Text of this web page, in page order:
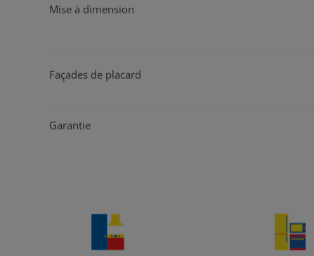
Mise à dimension
Façades de placard
Garantie